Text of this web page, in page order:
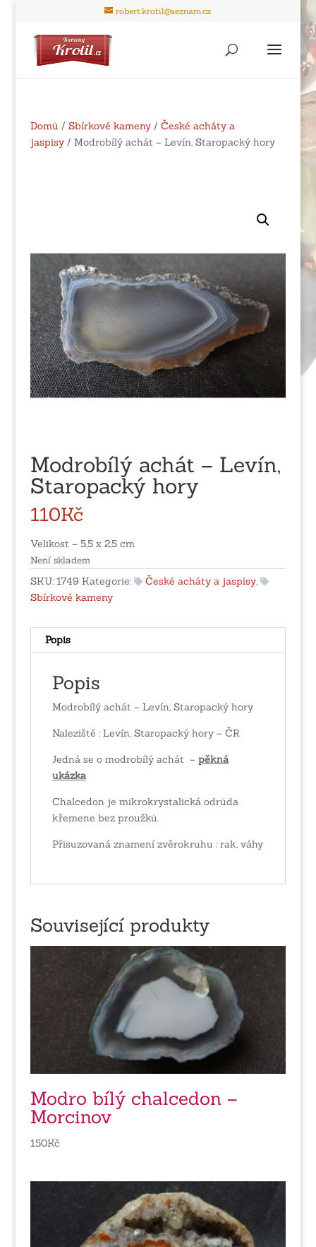
robert.krotil@seznam.cz
Domů / Sbírkové kameny/ České acháty a
jaspisy/ Modrobílý achát – Levín, Staropacký hory
Modrobílý achát – Levín,
Staropacký hory
110Kč
Velikost – 5,5 x 2,5 cm
Není skladem
SKU: 1749 Kategorie: České acháty a jaspisy,
Sbírkové kameny
Popis
Popis
Modrobílý achát – Levín, Staropacký hory
Naleziště : Levín, Staropacký hory – ČR
Jedná se o modrobílý achát – pěkná
ukázka
Chalcedon je mikrokrystalická odrůda
křemene bez proužků.
Přisuzovaná znamení zvěrokruhu : rak, váhy
Související produkty
Modro bílý chalcedon –
Morcinov
150Kč